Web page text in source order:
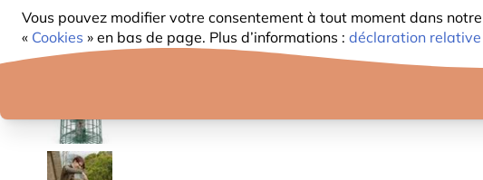
Vous pouvez modifier votre consentement à tout moment dans
« Cookies » en bas de page. Plus d’informations : déclaration relative
10% DE RÉDUCTION